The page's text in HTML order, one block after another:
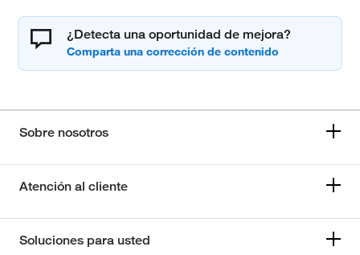
¿Detecta una oportunidad de mejora?
Sobre nosotros
Atención al cliente
Soluciones para usted